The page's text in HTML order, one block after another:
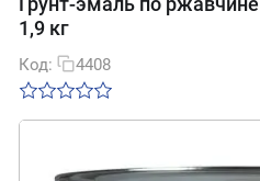
1,9 кг
Код: 4408